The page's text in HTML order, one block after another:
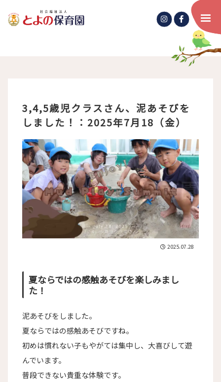
3,4,5歳児クラスさん、泥あそびを
しました！：2025年7月18（金）
2025.07.28
夏ならではの感触あそびを楽しみまし
た！
泥あそびをしました。
夏ならではの感触あそびですね。
初めは慣れない子もやがては集中し、大喜びして遊
んでいます。
普段できない貴重な体験です。